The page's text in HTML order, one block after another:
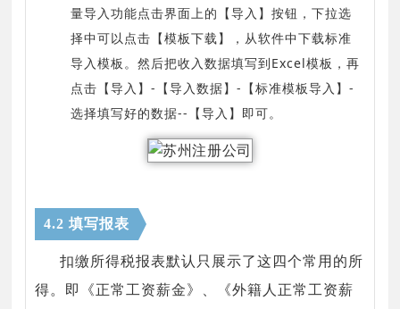
量导入功能点击界面上的【导入】按钮，下拉选
择中可以点击【模板下载】，从软件中下载标准
导入模板。然后把收入数据填写到Excel模板，再
点击【导入】-【导入数据】-【标准模板导入】-
选择填写好的数据--【导入】即可。
4.2 填写报表
扣缴所得税报表默认只展示了这四个常用的所
得。即《正常工资薪金》、《外籍人正常工资薪